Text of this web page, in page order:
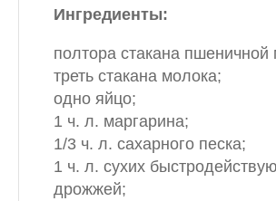
Ингредиенты:
полтора стакана пшеничной
треть стакана молока;
одно яйцо;
1 ч. л. маргарина;
1/3 ч. л. сахарного песка;
1 ч. л. сухих
дрожжей;